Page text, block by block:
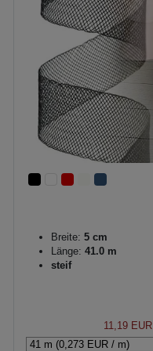
Breite: 5 cm
Länge: 41.0 m
steif
11,19 EUR